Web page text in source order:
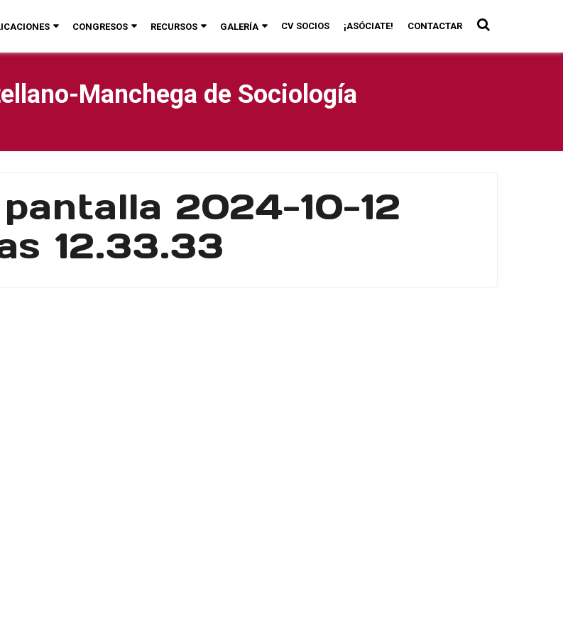
CONGRESOS RECURSOS GALERÍA CV SOCIOS ¡ASÓCIATE! CONTACTAR
Manchega de Sociología
2024-10-12
12.33.33